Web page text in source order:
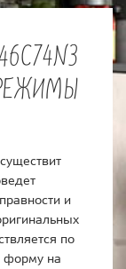
и
по
форму на